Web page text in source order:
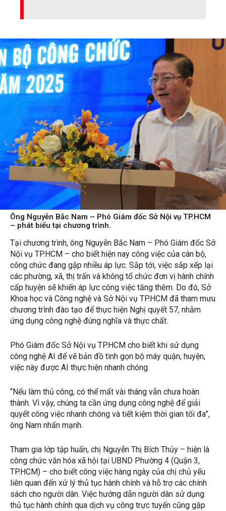
Ông Nguyễn Bắc Nam – Phó Giám đốc Sở Nội vụ TP.HCM
– phát biểu tại chương trình.
Tại chương trình, ông Nguyễn Bắc Nam – Phó Giám đốc Sở
Nội vụ TP.HCM – cho biết hiện nay công việc của cán bộ,
công chức đang gặp nhiều áp lực. Sắp tới, việc sắp xếp lại
các phường, xã, thị trấn và không tổ chức đơn vị hành chính
cấp huyện sẽ khiến áp lực công việc tăng thêm. Do đó, Sở
Khoa học và Công nghệ và Sở Nội vụ TP.HCM đã tham mưu
chương trình đào tạo để thực hiện Nghị quyết 57, nhằm
ứng dụng công nghệ đúng nghĩa và thực chất.
Phó Giám đốc Sở Nội vụ TP.HCM cho biết khi sử dụng
công nghệ AI để vẽ bản đồ tinh gọn bộ máy quận, huyện,
việc này được AI thực hiện nhanh chóng.
“Nếu làm thủ công, có thể mất vài tháng vẫn chưa hoàn
thành. Vì vậy, chúng ta cần ứng dụng công nghệ để giải
quyết công việc nhanh chóng và tiết kiệm thời gian tối đa”,
ông Nam nhấn mạnh.
Tham gia lớp tập huấn, chị Nguyễn Thị Bích Thủy – hiện là
công chức văn hóa xã hội tại UBND Phường 4 (Quận 3,
TP.HCM) – cho biết công việc hàng ngày của chị chủ yếu
liên quan đến xử lý thủ tục hành chính và hỗ trợ các chính
sách cho người dân. Việc hướng dẫn người dân sử dụng
thủ tục hành chính qua dịch vụ công trực tuyến cũng gặp